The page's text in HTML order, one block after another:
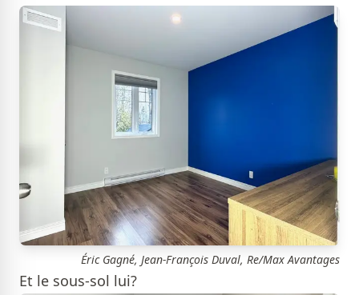
Éric Gagné, Jean-François Duval, Re/Max Avantages
Et le sous-sol lui?